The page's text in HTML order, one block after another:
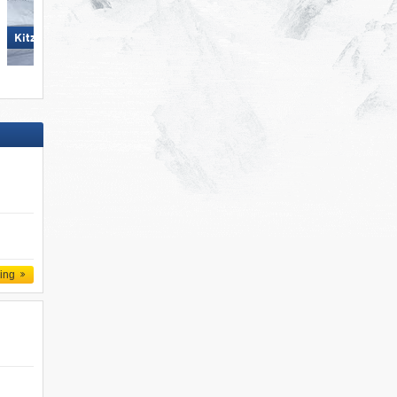
KitzSki – Kitzbühel/​Kirchberg Hochficht